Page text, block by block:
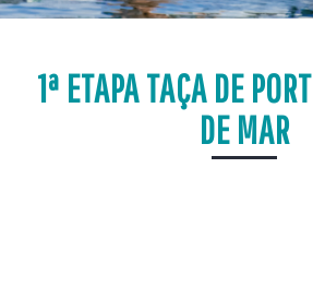
1ª ETAPA TAÇA DE
DE MAR